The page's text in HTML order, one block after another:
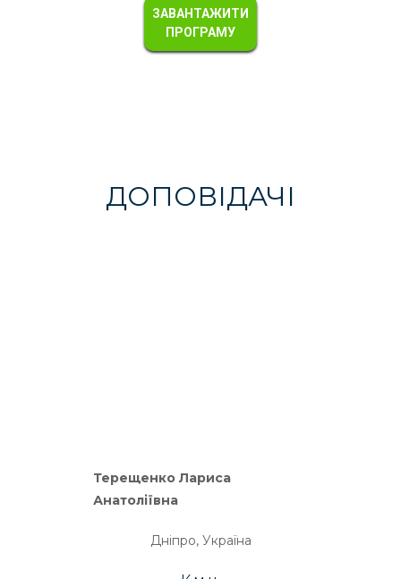
ЗАВАНТАЖИТИ
ПРОГРАМУ
ДОПОВІДАЧІ
Терещенко Лариса
Анатоліївна
Дніпро, Україна